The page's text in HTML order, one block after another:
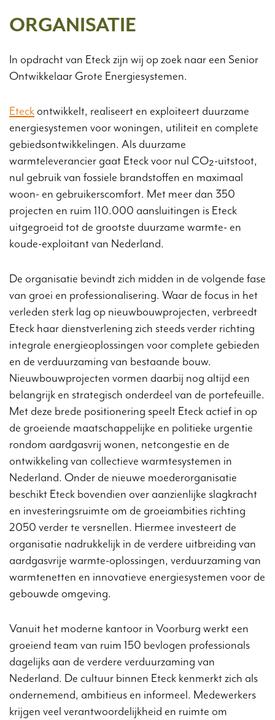
ORGANISATIE
In opdracht van Eteck zijn wij op zoek naar een Senior
Ontwikkelaar Grote Energiesystemen.
Eteck ontwikkelt, realiseert en exploiteert duurzame
energiesystemen voor woningen, utiliteit en complete
gebiedsontwikkelingen. Als duurzame
warmteleverancier gaat Eteck voor nul CO₂-uitstoot,
nul gebruik van fossiele brandstoffen en maximaal
woon- en gebruikerscomfort. Met meer dan 350
projecten en ruim 110.000 aansluitingen is Eteck
uitgegroeid tot de grootste duurzame warmte- en
koude-exploitant van Nederland.
De organisatie bevindt zich midden in de volgende fase
van groei en professionalisering. Waar de focus in het
verleden sterk lag op nieuwbouwprojecten, verbreedt
Eteck haar dienstverlening zich steeds verder richting
integrale energieoplossingen voor complete gebieden
en de verduurzaming van bestaande bouw.
Nieuwbouwprojecten vormen daarbij nog altijd een
belangrijk en strategisch onderdeel van de portefeuille.
Met deze brede positionering speelt Eteck actief in op
de groeiende maatschappelijke en politieke urgentie
rondom aardgasvrij wonen, netcongestie en de
ontwikkeling van collectieve warmtesystemen in
Nederland. Onder de nieuwe moederorganisatie
beschikt Eteck bovendien over aanzienlijke slagkracht
en investeringsruimte om de groeiambities richting
2050 verder te versnellen. Hiermee investeert de
organisatie nadrukkelijk in de verdere uitbreiding van
aardgasvrije warmte-oplossingen, verduurzaming van
warmtenetten en innovatieve energiesystemen voor de
gebouwde omgeving.
Vanuit het moderne kantoor in Voorburg werkt een
groeiend team van ruim 150 bevlogen professionals
dagelijks aan de verdere verduurzaming van
Nederland. De cultuur binnen Eteck kenmerkt zich als
ondernemend, ambitieus en informeel. Medewerkers
krijgen veel verantwoordelijkheid en ruimte om